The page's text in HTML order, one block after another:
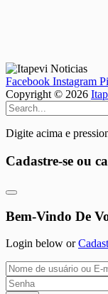
Facebook Instagram
Copyright © 2026
Digite acima e
Cadastre-se ou
Bem-Vindo De
Login below or